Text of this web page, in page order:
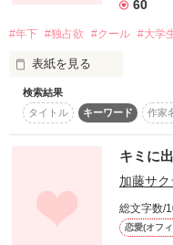
タイトル変更いたしまし
ありがとうございます(^-
一ノ瀬 新奈さま*
なんて素敵な人なんだろ
私は一目で恋に落ちてしま
私は最高の笑顔を作りお
「助けてくれて有難うご
一度でもあなたの１番に
なれたことはありましたか
私の１番はいつでも
あなたでした
☆手直し中
60
#年下 #独占欲 #クール #大学
表紙を見る
「隆～遊ぼ～」
渡辺　香織（２０）
大学２年生
激しく天然
検索結果
タイトル
キーワード 作家
キミに
加藤サク
総文字数/
恋愛(オフ